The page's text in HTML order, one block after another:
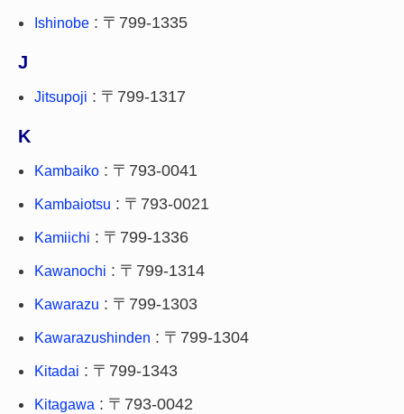
Ishinobe : 〒799-1335
J
Jitsupoji : 〒799-1317
K
Kambaiko : 〒793-0041
Kambaiotsu : 〒793-0021
Kamiichi : 〒799-1336
Kawanochi : 〒799-1314
Kawarazu : 〒799-1303
Kawarazushinden : 〒799-1304
Kitadai : 〒799-1343
Kitagawa : 〒793-0042